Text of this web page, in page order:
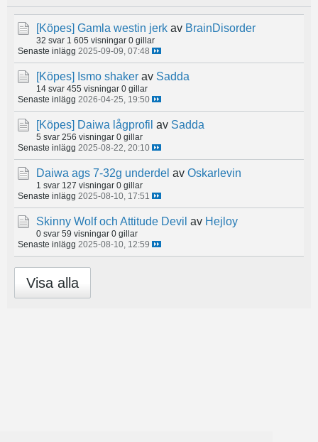
[Köpes] Gamla westin jerk av BrainDisorder
32 svar 1 605 visningar 0 gillar
Senaste inlägg 2025-09-09, 07:48
[Köpes] Ismo shaker av Sadda
14 svar 455 visningar 0 gillar
Senaste inlägg 2026-04-25, 19:50
[Köpes] Daiwa lågprofil av Sadda
5 svar 256 visningar 0 gillar
Senaste inlägg 2025-08-22, 20:10
Daiwa ags 7-32g underdel av Oskarlevin
1 svar 127 visningar 0 gillar
Senaste inlägg 2025-08-10, 17:51
Skinny Wolf och Attitude Devil av Hejloy
0 svar 59 visningar 0 gillar
Senaste inlägg 2025-08-10, 12:59
Visa alla